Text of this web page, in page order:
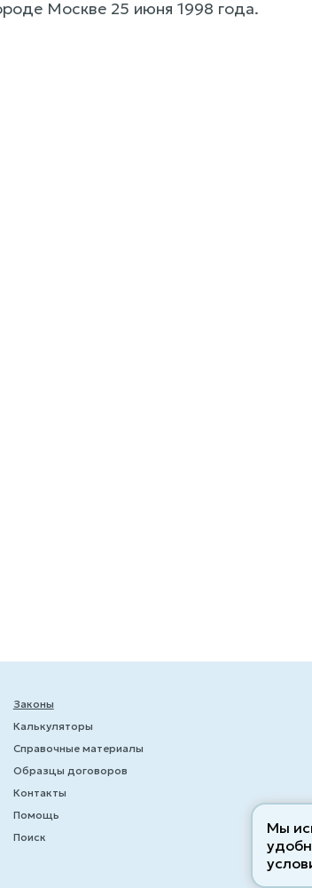
Москве 25 июня 1998 года.
Законы
Калькуляторы
Справочные материалы
Образцы договоров
Контакты
Помощь
Поиск
Мы